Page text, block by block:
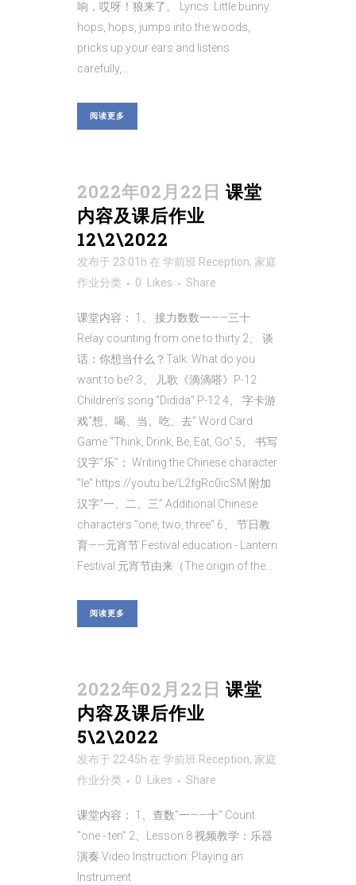
响，哎呀！狼来了。 Lyrics: Little bunny
hops, hops, jumps into the woods,
pricks up your ears and listens
carefully,...
阅读更多
2022年02月22日 课堂
内容及课后作业
12\2\2022
发布于 23:01h 在 学前班 Reception, 家庭
作业分类 0 Likes Share
课堂内容： 1、 接力数数一——三十
Relay counting from one to thirty 2、 谈
话：你想当什么？Talk: What do you
want to be? 3、 儿歌《滴滴嗒》P-12
Children's song "Didida" P-12 4、 字卡游
戏“想、喝、当、吃、去” Word Card
Game "Think, Drink, Be, Eat, Go" 5、 书写
汉字“乐”； Writing the Chinese character
"le" https://youtu.be/L2fgRc0icSM 附加
汉字“一、二、三” Additional Chinese
characters "one, two, three" 6、 节日教
育——元宵节 Festival education - Lantern
Festival 元宵节由来（The origin of the...
阅读更多
2022年02月22日 课堂
内容及课后作业
5\2\2022
发布于 22:45h 在 学前班 Reception, 家庭
作业分类 0 Likes Share
课堂内容： 1、查数“一——十” Count
"one - ten" 2、Lesson 8 视频教学：乐器
演奏 Video Instruction: Playing an
Instrument